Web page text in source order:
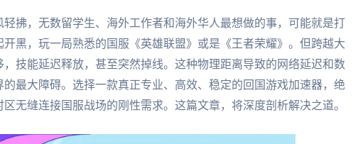
拂，无数留学生、海外工作者和海外华人最想做的事，可能就是打
黑，玩一局熟悉的国服《英雄联盟》或是《王者荣耀》。但跨越大
技能延迟释放，甚至突然掉线。这种物理距离导致的网络延迟和数
最大障碍。选择一款真正专业、高效、稳定的回国游戏加速器，绝
无缝连接国服战场的刚性需求。这篇文章，将深度剖析解决之道。